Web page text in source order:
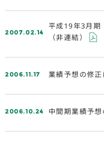
2007.02.14 平成19年3月
（非連結）
2006.11.17 業績予想の修
2006.10.24 中間期業績予